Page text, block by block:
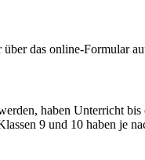
das online-Formular
haben Unterricht
9 und 10 haben je